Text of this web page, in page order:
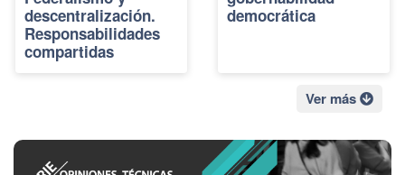
descentralización.
Responsabilidades
compartidas
democrática
Ver más